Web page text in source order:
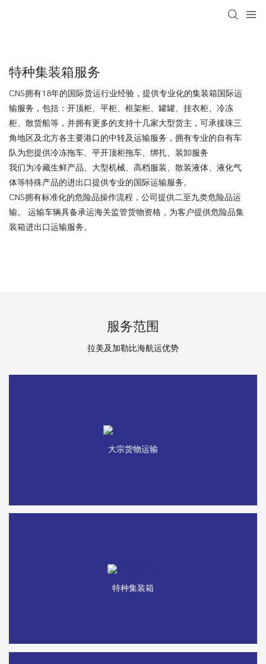
特种集装箱服务
CNS拥有18年的国际货运行业经验，提供专业化的集装箱国际运
输服务，包括：开顶柜、平柜、框架柜、罐罐、挂衣柜、冷冻
柜、散货船等，并拥有更多的支持十几家大型货主，可承接珠三
角地区及北方各主要港口的中转及运输服务，拥有专业的自有车
队为您提供冷冻拖车、平开顶柜拖车、绑扎、装卸服务
我们为冷藏生鲜产品、大型机械、高档服装、散装液体、液化气
体等特殊产品的进出口提供专业的国际运输服务。
CNS拥有标准化的危险品操作流程，公司提供二至九类危险品运
输。 运输车辆具备承运海关监管货物资格，为客户提供危险品集
装箱进出口运输服务。
服务范围
拉美及加勒比海航运优势
大宗货物运输
特种集装箱